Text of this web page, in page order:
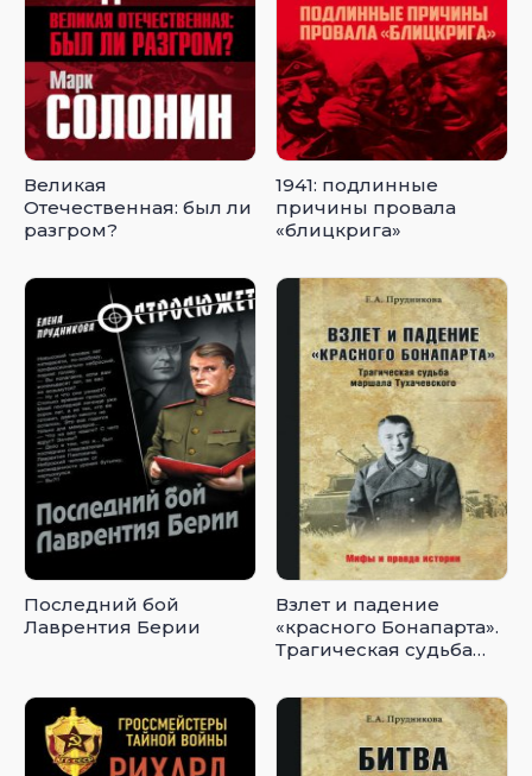
Великая
Отечественная: был ли
разгром?
1941: подлинные
причины провала
«блицкрига»
Последний бой
Лаврентия Берии
Взлет и падение
«красного Бонапарта».
Трагическая судьба